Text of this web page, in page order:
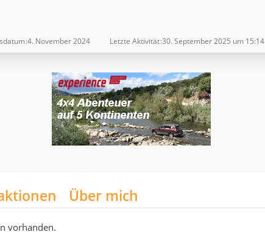
4. November 2024 Letzte Aktivität 30. September 2025 um 15:14
Über mich
vorhanden.